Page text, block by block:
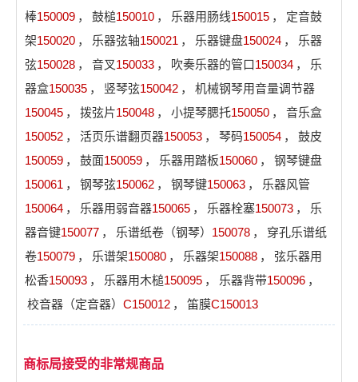
棒150009 ， 鼓槌150010 ， 乐器用肠线150015 ，
定音鼓
架150020 ， 乐器弦轴150021 ， 乐器键盘150024 ，
乐器
弦150028 ， 音叉150033 ， 吹奏乐器的管口150034 ，
乐
器盒150035 ， 竖琴弦150042 ，
机械钢琴用音量调节器
150045 ， 拨弦片150048 ， 小提琴腮托150050 ，
音乐盒
150052 ， 活页乐谱翻页器150053 ， 琴码150054 ，
鼓皮
150059 ， 鼓面150059 ， 乐器用踏板150060 ，
钢琴键盘
150061 ， 钢琴弦150062 ， 钢琴键150063 ，
乐器风管
150064 ， 乐器用弱音器150065 ， 乐器栓塞150073 ，
乐
器音键150077 ， 乐谱纸卷（钢琴） 150078 ，
穿孔乐谱纸
卷150079 ， 乐谱架150080 ， 乐器架150088 ，
弦乐器用
松香150093 ， 乐器用木槌150095 ， 乐器背带150096 ，
校音器（定音器） C150012 ， 笛膜C150013
商标局接受的非常规商品